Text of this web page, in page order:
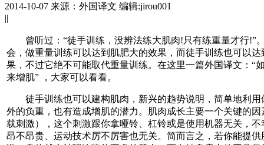
2014-10-07 来源：外国译文 编辑:jirou001
||
曾听过：“徒手训练，没辨法练大肌肉!只有练重量才行!”
会，做重量训练可以达到肌肥大的效果，而徒手训练也可以达
果，不过它绝不可能取代重量训练。在这里一篇外国译文：“
来增肌” ，大家可以看看。
徒手训练也可以建构肌肉，新兴的趋势说明，简单地利用
外的负重，也有造成增肌的潜力。肌肉成长主要一个关键的
载刺激），这个刺激跟你拿哑铃、杠铃或是使用机器无关，
昂不昂贵、运动技术厉不厉害也无关。简而言之，若你能提供